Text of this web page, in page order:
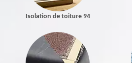
Isolation de toiture 94